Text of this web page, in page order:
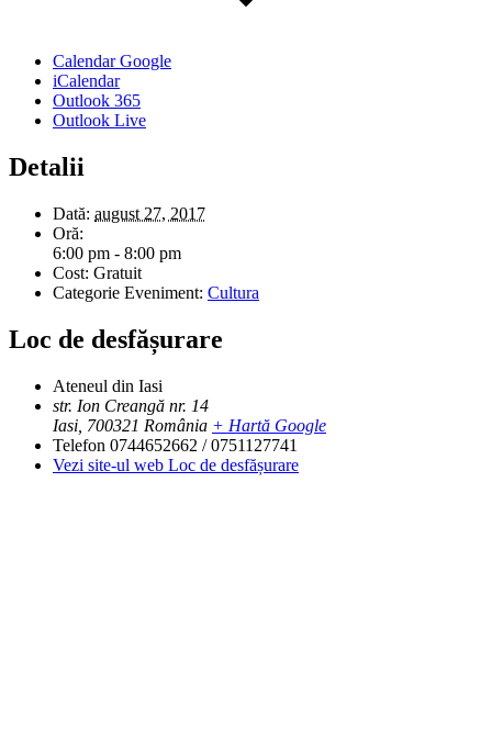
Calendar Google
iCalendar
Outlook 365
Outlook Live
Detalii
Dată: august 27, 2017
Oră:
6:00 pm - 8:00 pm
Cost: Gratuit
Categorie Eveniment: Cultura
Loc de desfășurare
Ateneul din Iasi
str. Ion Creangă nr. 14
Iasi 700321 România + Hartă Google
Telefon 0744652662 / 0751127741
Vezi site-ul web Loc de desfășurare